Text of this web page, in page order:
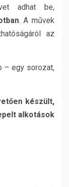
adhat be,
. A művek
az
– egy sorozat,
készült,
alkotások